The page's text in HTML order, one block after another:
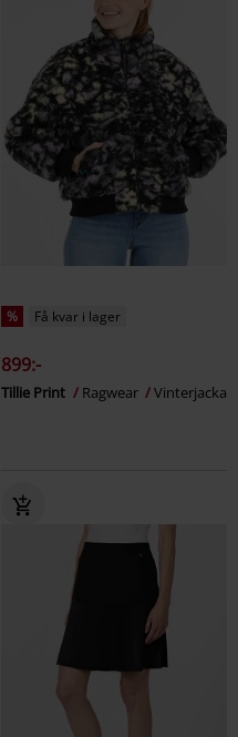
% Få kvar i lager
899:-
Tillie Print Ragwear Vinterjacka